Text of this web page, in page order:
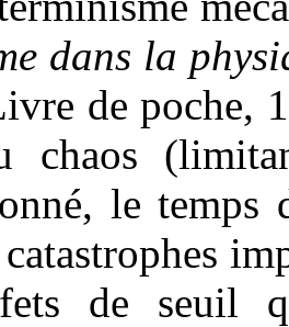
dans la
de poche,
chaos
le temps
de seuil